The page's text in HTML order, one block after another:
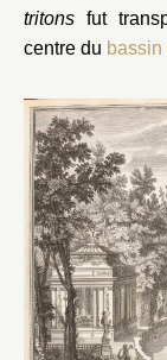
tritons fut
centre du bassin